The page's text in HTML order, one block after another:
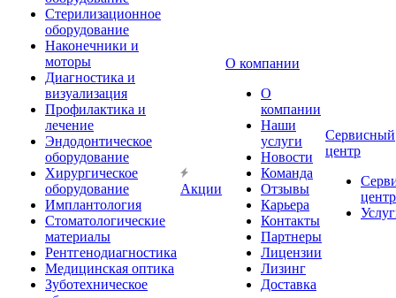
Стерилизационное
оборудование
Наконечники и
моторы
Диагностика и
визуализация
Профилактика и
лечение
Эндодонтическое
оборудование
Хирургическое
оборудование
Имплантология
Стоматологические
материалы
Рентгенодиагностика
Медицинская оптика
Зуботехническое
Акции
О компании
О
компании
Наши
услуги
Новости
Команда
Отзывы
Карьера
Контакты
Партнеры
Лицензии
Лизинг
Доставка
Сервисный
центр
центр